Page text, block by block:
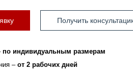
Получить
по индивидуальным размерам
– от 2 рабочих дней